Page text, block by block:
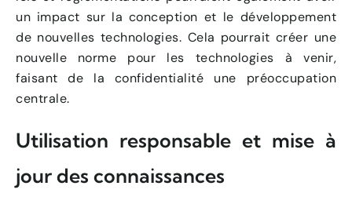
un impact sur la conception et le développement
de nouvelles technologies. Cela pourrait créer une
nouvelle norme pour les technologies à venir,
faisant de la confidentialité une préoccupation
centrale.
Utilisation responsable et mise à
jour des connaissances